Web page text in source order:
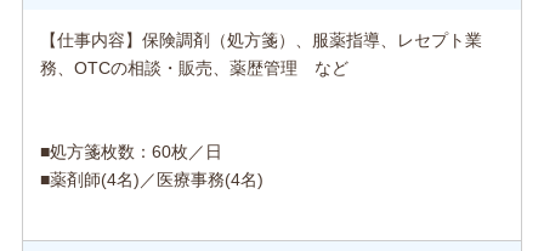
【仕事内容】保険調剤（処方箋）、服薬指導、レセプト業
務、OTCの相談・販売、薬歴管理 など
■処方箋枚数：60枚／日
■薬剤師(4名)／医療事務(4名)